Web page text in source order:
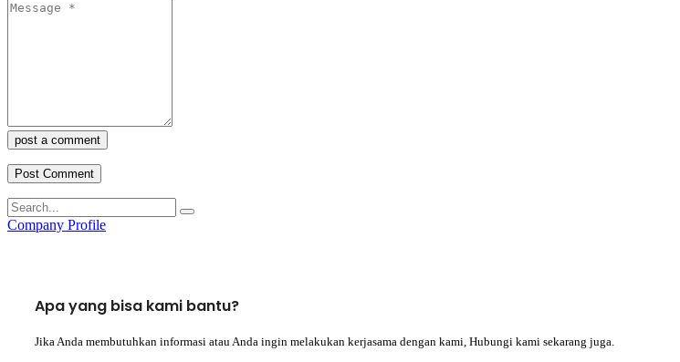
post a comment
Company Profile
Apa yang bisa kami bantu?
Jika Anda membutuhkan informasi atau Anda ingin melakukan kerjasama dengan kami, Hubungi kami sekarang juga.